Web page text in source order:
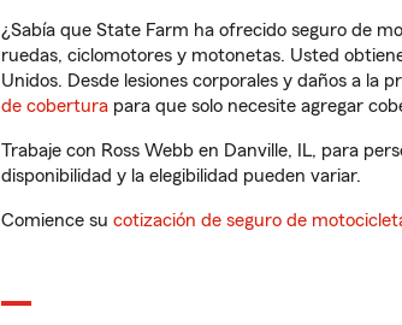
¿Sabía que State Farm ha ofrecido seguro de
ruedas, ciclomotores y motonetas. Usted
Unidos. Desde lesiones corporales y daños a la
de cobertura para que solo necesite agregar
Trabaje con Ross Webb en Danville, IL, para
disponibilidad y la elegibilidad pueden variar.
Comience su cotización de seguro de